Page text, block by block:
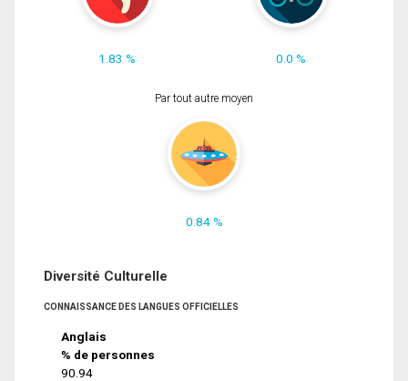
1.83 % 0.0 %
Par tout autre moyen
0.84 %
Diversité Culturelle
CONNAISSANCE DES LANGUES OFFICIELLES
Anglais
% de personnes
90.94